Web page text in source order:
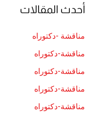
أحدث المقالات
مناقشة -دكتوراه
مناقشة-دكتوراه
مناقشة-دكتوراه
مناقشة-دكتوراه
مناقشة-دكتوراه